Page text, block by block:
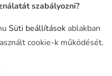
szabályozni?
Süti beállítások ablakban
cookie-k működését.